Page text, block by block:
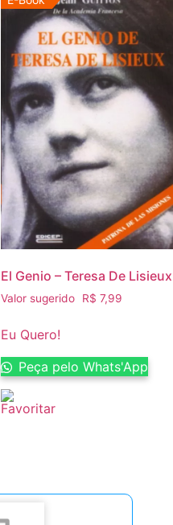
El Genio – Teresa De Lisieux
Valor sugerido R$ 7,99
Eu Quero!
Peça pelo Whats'App